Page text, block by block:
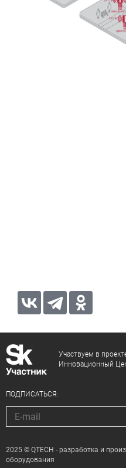
Участвуем в
Инновационный
ПОДПИСАТЬСЯ:
2025 © QTECH - разработка и
оборудования